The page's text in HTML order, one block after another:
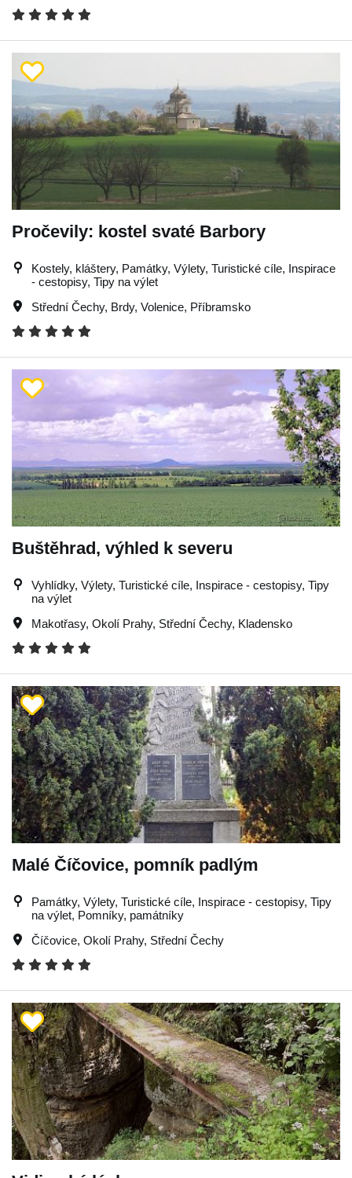
Pročevily: kostel svaté Barbory
Kostely, kláštery, Památky, Výlety, Turistické cíle, Inspirace
- cestopisy, Tipy na výlet
Střední Čechy, Brdy, Volenice, Příbramsko
Buštěhrad, výhled k severu
Vyhlídky, Výlety, Turistické cíle, Inspirace - cestopisy, Tipy
na výlet
Makotřasy, Okolí Prahy, Střední Čechy, Kladensko
Malé Číčovice, pomník padlým
Památky, Výlety, Turistické cíle, Inspirace - cestopisy, Tipy
na výlet, Pomníky, památníky
Číčovice, Okolí Prahy, Střední Čechy